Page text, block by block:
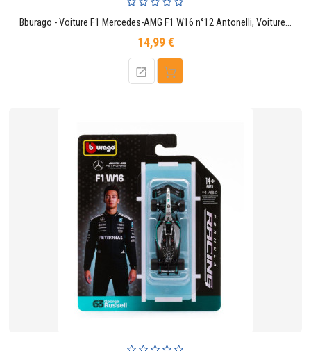
Bburago - Voiture F1 Mercedes-AMG F1 W16 n°12 Antonelli, Voiture Miniature échelle 1:64, réplique monoplace de Formule 1
14,99 €Prix